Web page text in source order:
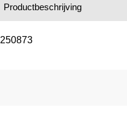
Productbeschrijving
250873